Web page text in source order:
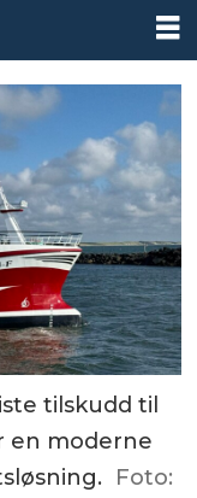
tilskudd til
en moderne
Foto: